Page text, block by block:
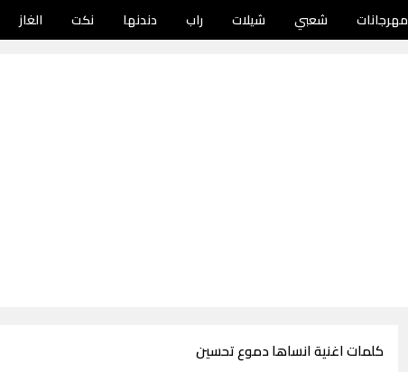
مهرجانات شعبي شيلات راب دندنها نكت الغاز
كلمات اغنية انساها دموع تحسين